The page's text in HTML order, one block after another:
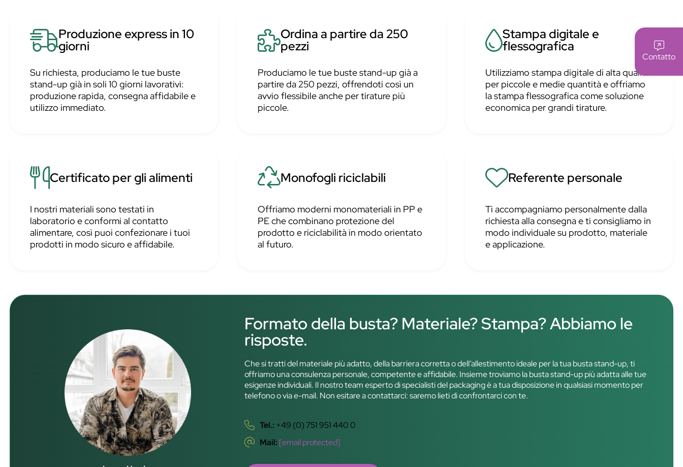
Contatto
Produzione express in 10
giorni
Su richiesta, produciamo le tue buste
stand-up già in soli 10 giorni lavorativi:
produzione rapida, consegna affidabile e
utilizzo immediato.
Ordina a partire da 250
pezzi
Produciamo le tue buste stand-up già a
partire da 250 pezzi, offrendoti così un
avvio flessibile anche per tirature più
piccole.
Stampa digitale e
flessografica
Utilizziamo stampa digitale di alta qualità
per piccole e medie quantità e offriamo
la stampa flessografica come soluzione
economica per grandi tirature.
Certificato per gli alimenti
I nostri materiali sono testati in
laboratorio e conformi al contatto
alimentare, così puoi confezionare i tuoi
prodotti in modo sicuro e affidabile.
Monofogli riciclabili
Offriamo moderni monomateriali in PP e
PE che combinano protezione del
prodotto e riciclabilità in modo orientato
al futuro.
Referente personale
Ti accompagniamo personalmente dalla
richiesta alla consegna e ti consigliamo in
modo individuale su prodotto, materiale
e applicazione.
Formato della busta? Materiale? Stampa? Abbiamo le
risposte.
Che si tratti del materiale più adatto, della barriera corretta o dell’allestimento ideale per la tua busta stand-up, ti
offriamo una consulenza personale, competente e affidabile. Insieme troviamo la busta stand-up più adatta alle tue
esigenze individuali. Il nostro team esperto di specialisti del packaging è a tua disposizione in qualsiasi momento per
telefono o via e-mail. Non esitare a contattarci: saremo lieti di confrontarci con te.
Tel.: +49 (0) 751 951 440 0
Mail: [email protected]